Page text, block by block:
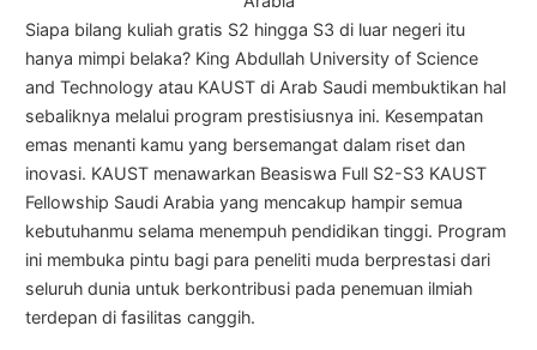
Siapa bilang kuliah gratis S2 hingga S3 di luar negeri itu
hanya mimpi belaka? King Abdullah University of Science
and Technology atau KAUST di Arab Saudi membuktikan hal
sebaliknya melalui program prestisiusnya ini. Kesempatan
emas menanti kamu yang bersemangat dalam riset dan
inovasi. KAUST menawarkan Beasiswa Full S2-S3 KAUST
Fellowship Saudi Arabia yang mencakup hampir semua
kebutuhanmu selama menempuh pendidikan tinggi. Program
ini membuka pintu bagi para peneliti muda berprestasi dari
seluruh dunia untuk berkontribusi pada penemuan ilmiah
terdepan di fasilitas canggih.